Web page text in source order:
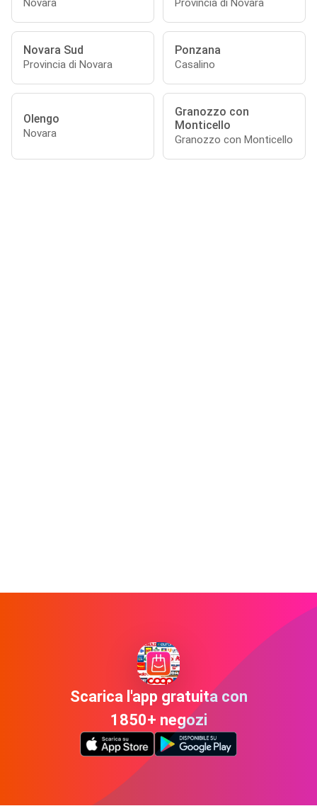
Novara Provincia di Novara
Novara Sud
Provincia di Novara
Ponzana
Casalino
Olengo
Novara
Granozzo con
Monticello
Granozzo con Monticello
Scarica l'app gratuita con
1850+ negozi